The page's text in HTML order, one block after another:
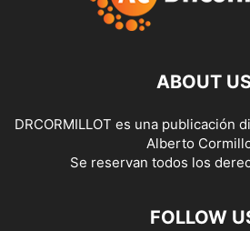
ABOUT
DRCORMILLOT es una publicación
Alberto
Se reservan todos los
FOLLOW